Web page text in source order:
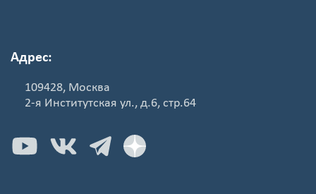
Адрес:
109428, Москва
2-я Институтская ул., д.6, стр.64